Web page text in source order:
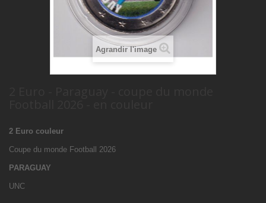
Agrandir l'image
2 Euro couleur
Coupe du monde Football 2026
PARAGUAY
UNC